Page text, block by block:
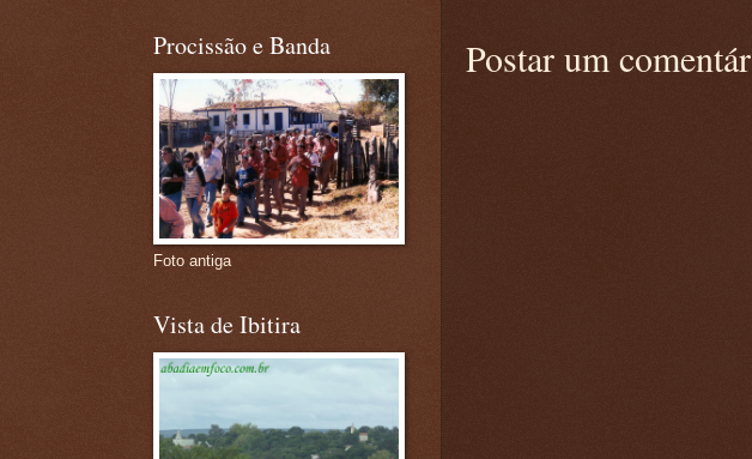
Postar um
Procissão e Banda
Foto antiga
Vista de Ibitira